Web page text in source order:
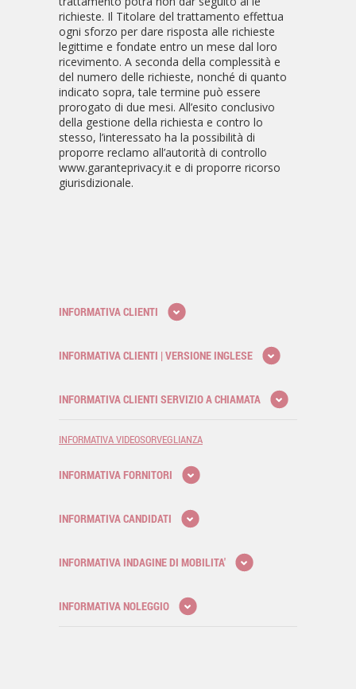
richieste. Il Titolare del trattamento effettua
ogni sforzo per dare risposta alle richieste
legittime e fondate entro un mese dal loro
ricevimento. A seconda della complessità e
del numero delle richieste, nonché di quanto
indicato sopra, tale termine può essere
prorogato di due mesi. All’esito conclusivo
della gestione della richiesta e contro lo
stesso, l’interessato ha la possibilità di
proporre reclamo all’autorità di controllo
www.garanteprivacy.it e di proporre ricorso
giurisdizionale.
INFORMATIVA CLIENTI
INFORMATIVA CLIENTI | VERSIONE INGLESE
INFORMATIVA CLIENTI SERVIZIO A CHIAMATA
INFORMATIVA VIDEOSORVEGLIANZA
INFORMATIVA FORNITORI
INFORMATIVA CANDIDATI
INFORMATIVA INDAGINE DI MOBILITA'
INFORMATIVA NOLEGGIO